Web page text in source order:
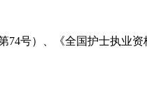
号）、《全国护士执业资